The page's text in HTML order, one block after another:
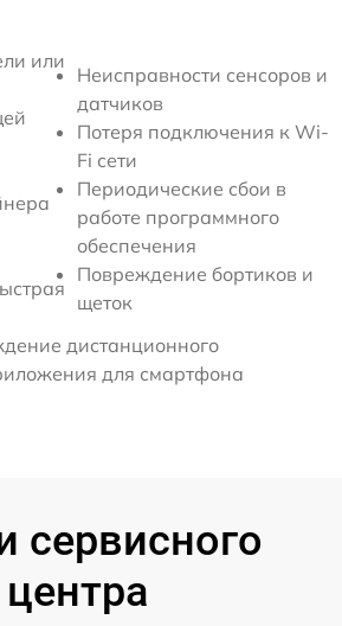
или
Неисправности сенсоров и
датчиков
Потеря подключения к Wi-
Fi сети
Периодические сбои в
работе программного
обеспечения
Повреждение бортиков и
щеток
дистанционного
для смартфона
сервисного
центра